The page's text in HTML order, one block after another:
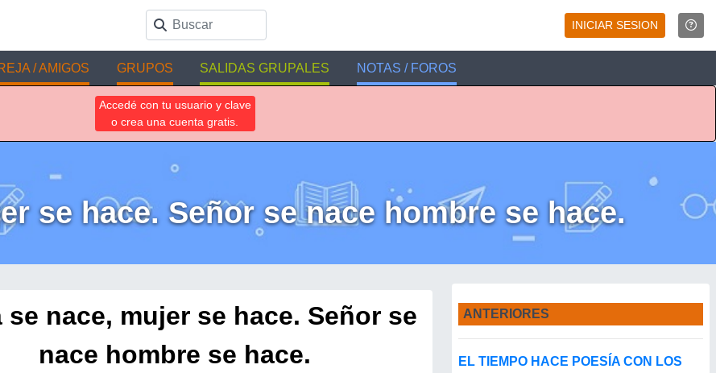
INICIAR SESION
/ AMIGOS GRUPOS SALIDAS GRUPALES NOTAS / FOROS
Accedé con tu usuario y clave
o crea una cuenta gratis.
se hace. Señor se nace hombre se hace.
se nace, mujer se hace. Señor se
nace hombre se hace.
ANTERIORES
EL TIEMPO HACE POESÍA CON LOS